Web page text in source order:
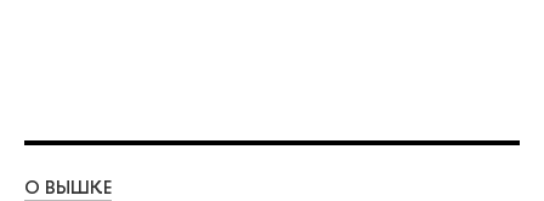
О ВЫШКЕ